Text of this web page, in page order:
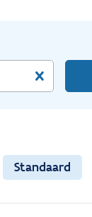
Standaard